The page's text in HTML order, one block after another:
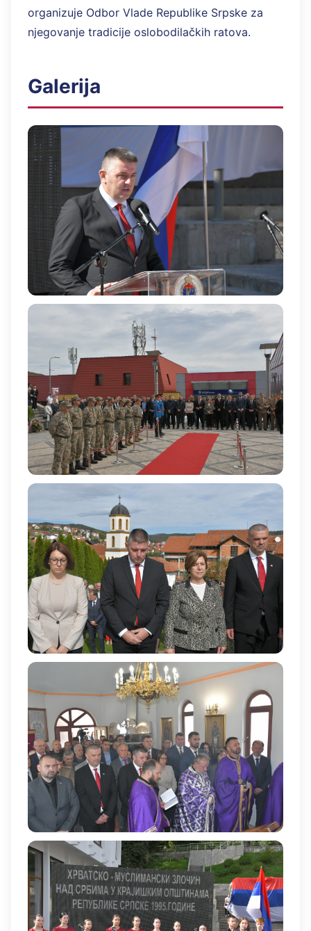
organizuje Odbor Vlade Republike Srpske za
njegovanje tradicije oslobodilačkih ratova.
Galerija